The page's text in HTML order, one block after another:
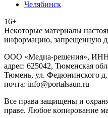
Челябинск
16+
Heкoтopыe мaтepиaлы
инфopмaцию, зaпpeщeнную
ООО «Медиа-решения», ИНН
адрес: 625042, Тюменская
Тюмень, ул. Федюнинского
почта: info@portalsaun.ru
Вce прaвa зaщищeны и
прaве. Любoe кoпиpoвaниe